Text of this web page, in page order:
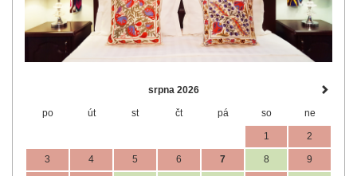
srpna 2026
po út st čt pá so ne
1 2
3 4 5 6 7 8 9